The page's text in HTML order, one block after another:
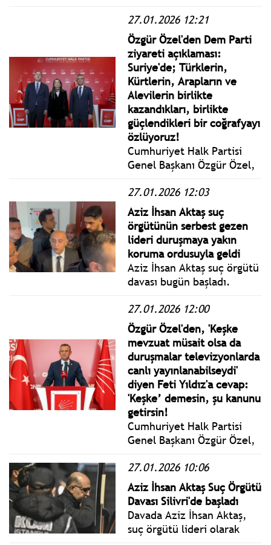
ihaleleri organize ettiği
iddiasıyla 33'ü tutuklu 200
sanık hakkında açılan
davanın ilk duruşmasının ilk
oturumu tamamlandı.
27.01.2026 12:21
Özgür Özel'den Dem Parti
ziyareti açıklaması:
Suriye'de; Türklerin,
Kürtlerin, Arapların ve
Alevilerin birlikte
kazandıkları, birlikte
güçlendikleri bir coğrafyayı
özlüyoruz!
Cumhuriyet Halk Partisi
Genel Başkanı Özgür Özel,
Demokrasi Partisi Eş Genel
Başkanları Tülay
Hatimoğulları ve Tuncer
Bakırhan’ı partisinin genel
merkezinde kabul etti.
27.01.2026 12:03
Aziz İhsan Aktaş suç
örgütünün serbest gezen
lideri duruşmaya yakın
koruma ordusuyla geldi
Aziz İhsan Aktaş suç örgütü
davası bugün başladı.
Mahkemesi’nde Silivri’deki
duruşma salonunda toplam
200 sanık hakim karşısına
çıktı.
27.01.2026 12:00
Özgür Özel'den, 'Keşke
mevzuat müsait olsa da
duruşmalar televizyonlarda
canlı yayınlanabilseydi'
diyen Feti Yıldız'a cevap:
'Keşke’ demesin, şu kanunu
getirsin!
Cumhuriyet Halk Partisi
Genel Başkanı Özgür Özel,
başkanları ziyareti basın
açıklamasında MHP Genel
Başkan Yardımcısı Feti
Yıldız’ın Aziz İhsan Aktaş
davasına yönelik
değerlendirmeleri hakkında
27.01.2026 10:06
Aziz İhsan Aktaş Suç Örgütü
Davası Silivri'de başladı
Davada Aziz İhsan Aktaş,
suç örgütü lideri olarak